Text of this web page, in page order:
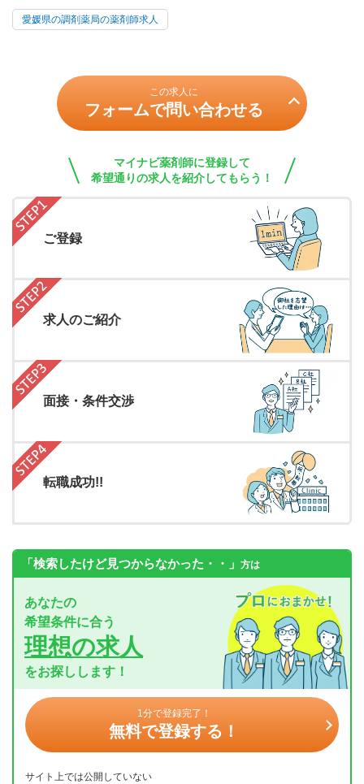
愛媛県の調剤薬局の薬剤師求人
この求人に
フォームで問い合わせる
マイナビ薬剤師に登録して
希望通りの求人を紹介してもらう！
ご登録
求人のご紹介
面接・条件交渉
転職成功!!
「検索したけど見つからなかった・・」 方は
あなたの
希望条件に合う
理想の求人
をお探しします！
1分で登録完了！
無料で登録する！
サイト上では公開していない